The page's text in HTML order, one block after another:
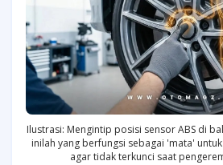
Ilustrasi: Mengintip posisi sensor ABS di
inilah yang berfungsi sebagai 'mata'
agar tidak terkunci saat